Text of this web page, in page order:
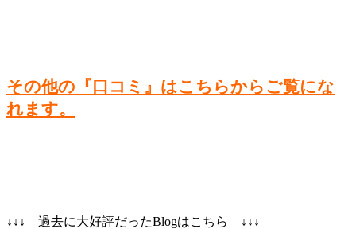
その他の『口コミ』はこちらからご覧にな
れます。
↓↓↓ 過去に大好評だったBlogはこちら ↓↓↓